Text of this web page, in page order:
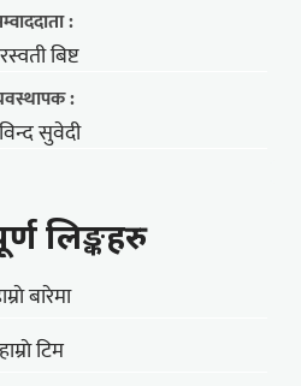
:
बिष्ट
:
सुवेदी
लिङ्कहरु
बारेमा
हाम्राे टिम